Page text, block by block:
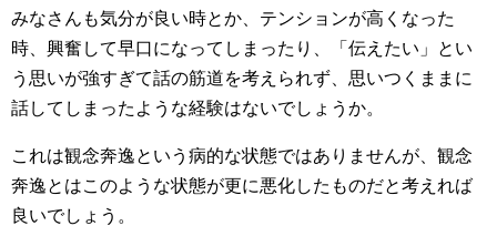
みなさんも気分が良い時とか、テンションが高くなった
時、興奮して早口になってしまったり、「伝えたい」とい
う思いが強すぎて話の筋道を考えられず、思いつくままに
話してしまったような経験はないでしょうか。
これは観念奔逸という病的な状態ではありませんが、観念
奔逸とはこのような状態が更に悪化したものだと考えれば
良いでしょう。